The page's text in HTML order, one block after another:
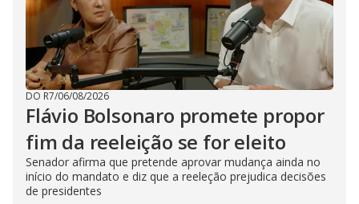
DO R7/06/08/2026
Flávio Bolsonaro promete propor
fim da reeleição se for eleito
Senador afirma que pretende aprovar mudança ainda no
início do mandato e diz que a reeleção prejudica decisões
de presidentes